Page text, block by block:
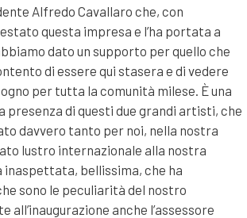
Alfredo Cavallaro che, con
questa impresa e l’ha portata a
dato un supporto per quello che
di essere qui stasera e di vedere
per tutta la comunità milese. È una
presenza di questi due grandi artisti, che
davvero tanto per noi, nella nostra
lustro internazionale alla nostra
inaspettata, bellissima, che ha
sono le peculiarità del nostro
all’inaugurazione anche l’assessore